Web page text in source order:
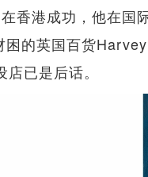
香港成功，他在国
困的英国百货
已是后话。